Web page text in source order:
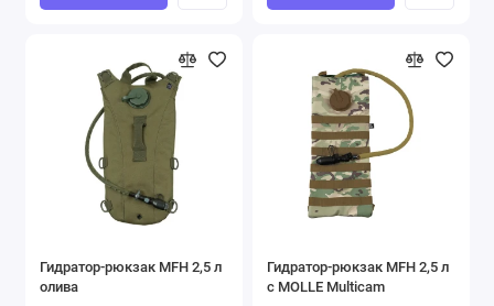
Гидратор-рюкзак MFH 2,5 л
олива
Гидратор-рюкзак MFH 2,5 л
с MOLLE Multicam